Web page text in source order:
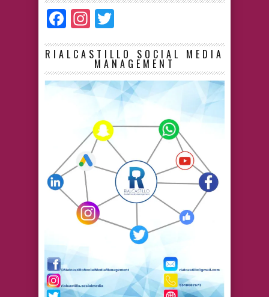
Facebook
Instagram
RIALCASTILLO SOCIAL MEDIA
MANAGEMENT